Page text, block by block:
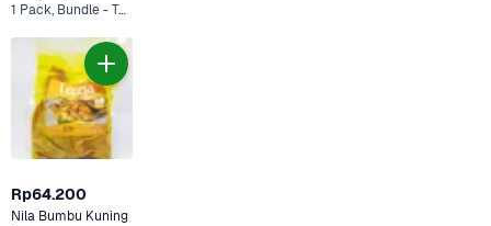
Sayurbox Kitchen1 Pack, Bundle - Tumis Kangkung & Cumi Asin Cabe Hijau
Rp64.200
Nila Bumbu Kuning